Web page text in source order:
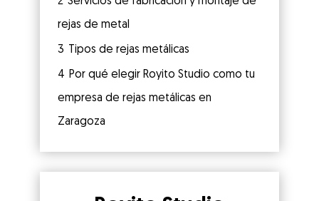
rejas de metal
3 Tipos de rejas metálicas
4 Por qué elegir Royito Studio como tu
empresa de rejas metálicas en
Zaragoza